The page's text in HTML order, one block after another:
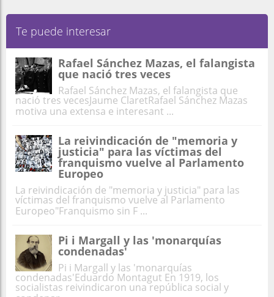
Te puede interesar
Rafael Sánchez Mazas, el falangista
que nació tres veces
Rafael Sánchez Mazas, el falangista que
nació tres vecesJaume ClaretRafael Sánchez Mazas
motiva una extensa e interesant ...
La reivindicación de "memoria y
justicia" para las víctimas del
franquismo vuelve al Parlamento
Europeo
La reivindicación de "memoria y justicia" para las
víctimas del franquismo vuelve al Parlamento
Europeo"Franquismo sin F ...
Pi i Margall y las 'monarquías
condenadas'
Pi i Margall y las 'monarquías
condenadas'Eduardo Montagut En 1919, los
socialistas reivindicaron una república social y